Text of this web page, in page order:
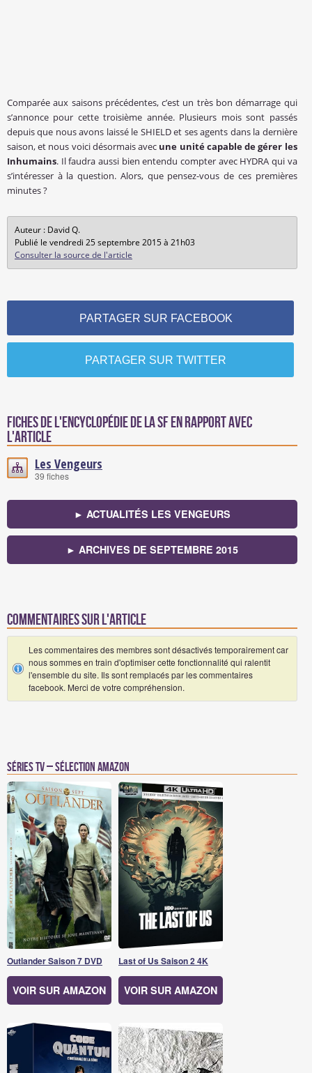
Comparée aux saisons précédentes, c’est un très bon démarrage qui
s’annonce pour cette troisième année. Plusieurs mois sont passés
depuis que nous avons laissé le SHIELD et ses agents dans la dernière
saison, et nous voici désormais avec une unité capable de gérer les
Inhumains. Il faudra aussi bien entendu compter avec HYDRA qui va
s’intéresser à la question. Alors, que pensez-vous de ces premières
minutes ?
Auteur : David Q.
Publié le vendredi 25 septembre 2015 à 21h03
Consulter la source de l'article
PARTAGER SUR FACEBOOK
PARTAGER SUR TWITTER
Fiches de l'encyclopédie de la SF en rapport avec
l'article
Les Vengeurs
39 fiches
► ACTUALITÉS LES VENGEURS
► ARCHIVES DE SEPTEMBRE 2015
Commentaires sur l'article
Les commentaires des membres sont désactivés temporairement car
nous sommes en train d'optimiser cette fonctionnalité qui ralentit
l'ensemble du site. Ils sont remplacés par les commentaires
facebook. Merci de votre compréhension.
Séries TV – Sélection Amazon
Outlander Saison 7 DVD
VOIR SUR AMAZON
Last of Us Saison 2 4K
VOIR SUR AMAZON